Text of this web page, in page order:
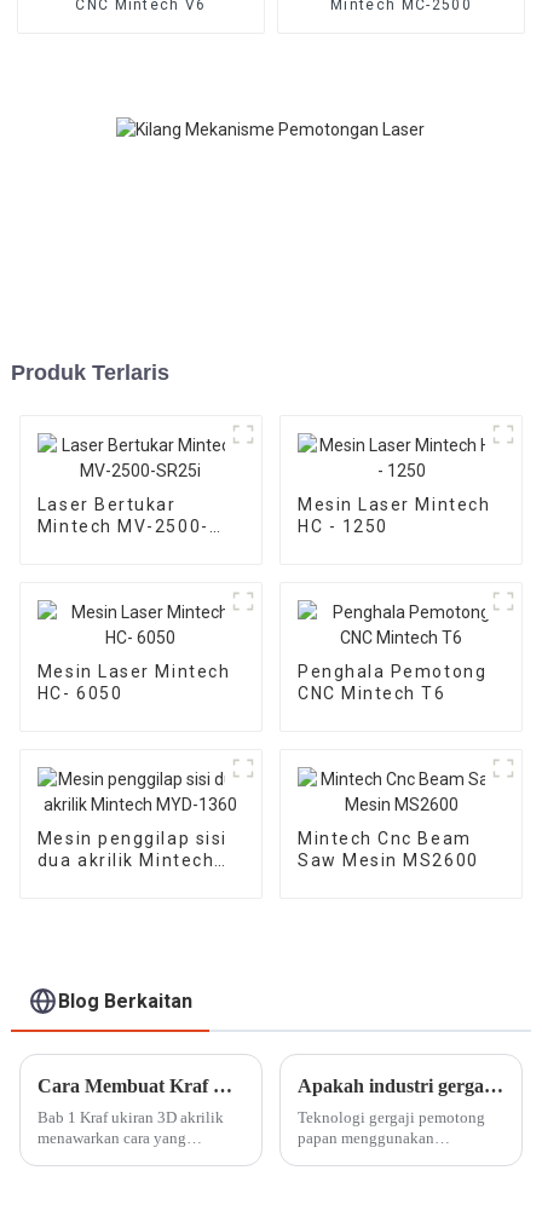
CNC Mintech V6
Mintech MC-2500
Produk Terlaris
Laser Bertukar
Mintech MV-2500-
Mesin Laser Mintech
HC - 1250
Mesin Laser Mintech
HC- 6050
Penghala Pemotong
CNC Mintech T6
Mesin penggilap sisi
dua akrilik Mintech
Mintech Cnc Beam
Saw Mesin MS2600
Blog Berkaitan
Cara Membuat Kraf Ukiran 3D Akrilik Menggunakan Mesin Ukiran CNC
Bab 1 Kraf ukiran 3D akrilik
menawarkan cara yang
Apakah industri gergaji pemotong papan boleh digunakan?
Teknologi gergaji pemotong
papan menggunakan